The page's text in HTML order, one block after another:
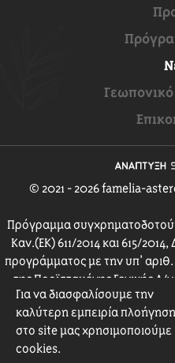
Για να διασφαλίσουμε την
καλύτερη εμπειρία
στο site μας χρησιμοποιούμε
cookies.
© 2021 - 2026 famelia-
Πρόγραμμα
Καν.(ΕΚ) 611/2014 και 615/
προγράμματος με την υπ’
της Προϊσταμένης Γενικής
Αγροτικής